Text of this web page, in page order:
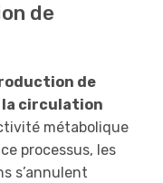
de
de
la circulation
métabolique
processus, les
s’annulent